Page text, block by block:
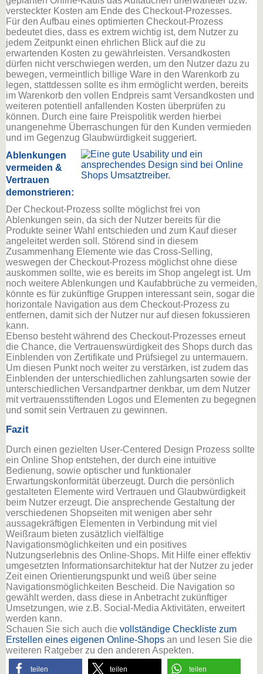
versteckter Kosten am Ende des Checkout-Prozesses.
Für den Aufbau eines optimierten Checkout-Prozess
bedeutet dies, dass es extrem wichtig ist, dem Nutzer zu
jedem Zeitpunkt einen ehrlichen Blick auf die zu
erwartenden Kosten zu gewährleisten. Versandkosten
dürfen nicht verschwiegen werden, um den Nutzer dazu zu
bewegen, vermeintlich billige Ware in den Warenkorb zu
legen, stattdessen sollte es ihm ermöglicht werden, bereits
im Warenkorb den vollen Endpreis samt Versandkosten und
weiteren potentiell anfallenden Kosten überprüfen zu
können. Durch eine faire Preispolitik werden hierbei
unangenehme Überraschungen für den Kunden vermieden
und im Gegenzug Glaubwürdigkeit suggeriert.
Ablenkungen
vermeiden &
Vertrauen
demonstrieren:
Der Checkout-Prozess sollte möglichst frei von
Ablenkungen sein, da sich der Nutzer bereits für die
Produkte seiner Wahl entschieden und zum Kauf dieser
angeleitet werden soll. Störend sind in diesem
Zusammenhang Elemente wie das Cross-Selling,
weswegen der Checkout-Prozess möglichst ohne diese
auskommen sollte, wie es bereits im Shop angelegt ist. Um
noch weitere Ablenkungen und Kaufabbrüche zu vermeiden,
könnte es für zukünftige Gruppen interessant sein, sogar die
horizontale Navigation aus dem Checkout-Prozess zu
entfernen, damit sich der Nutzer nur auf diesen fokussieren
kann.
Ebenso besteht während des Checkout-Prozesses erneut
die Chance, die Vertrauenswürdigkeit des Shops durch das
Einblenden von Zertifikate und Prüfsiegel zu untermauern.
Um diesen Punkt noch weiter zu verstärken, ist zudem das
Einblenden der unterschiedlichen zahlungsarten sowie der
unterschiedlichen Versandpartner denkbar, um dem Nutzer
mit vertrauensstiftenden Logos und Elementen zu begegnen
und somit sein Vertrauen zu gewinnen.
Fazit
Durch einen gezielten User-Centered Design Prozess sollte
ein Online Shop entstehen, der durch eine intuitive
Bedienung, sowie optischer und funktionaler
Erwartungskonformität überzeugt. Durch die persönlich
gestalteten Elemente wird Vertrauen und Glaubwürdigkeit
beim Nutzer erzeugt. Die ansprechende Gestaltung der
verschiedenen Shopseiten mit wenigen aber sehr
aussagekräftigen Elementen in Verbindung mit viel
Weißraum bieten zusätzlich vielfältige
Navigationsmöglichkeiten und ein positives
Nutzungserlebnis des Online-Shops. Mit Hilfe einer effektiv
umgesetzten Informationsarchitektur hat der Nutzer zu jeder
Zeit einen Orientierungspunkt und weiß über seine
Navigationsmöglichkeiten Bescheid. Die Navigation so
gewählt werden, dass diese in Anbetracht zukünftiger
Umsetzungen, wie z.B. Social-Media Aktivitäten, erweitert
werden kann.
Schauen Sie sich auch die vollständige Checkliste zum
Erstellen eines eigenen Online-Shops an und lesen Sie die
weiteren Ratgeber zu den anderen Aspekten.
teilen teilen teilen